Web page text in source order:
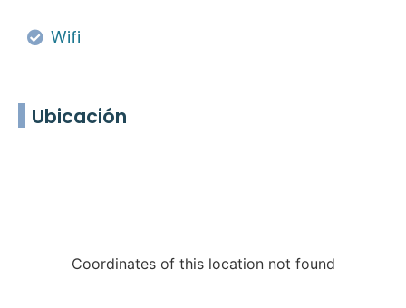
Wifi
Ubicación
Coordinates of this location not found